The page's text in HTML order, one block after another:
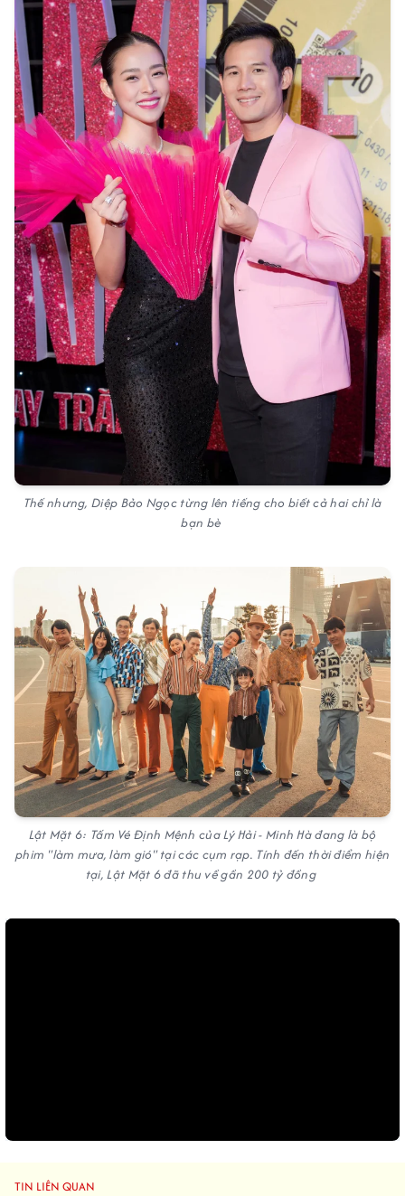
Thế nhưng, Diệp Bảo Ngọc từng lên tiếng cho biết cả hai chỉ là
bạn bè
Lật Mặt 6: Tấm Vé Định Mệnh của Lý Hải - Minh Hà đang là bộ
phim "làm mưa, làm gió" tại các cụm rạp. Tính đến thời điểm hiện
tại, Lật Mặt 6 đã thu về gần 200 tỷ đồng
TIN LIÊN QUAN